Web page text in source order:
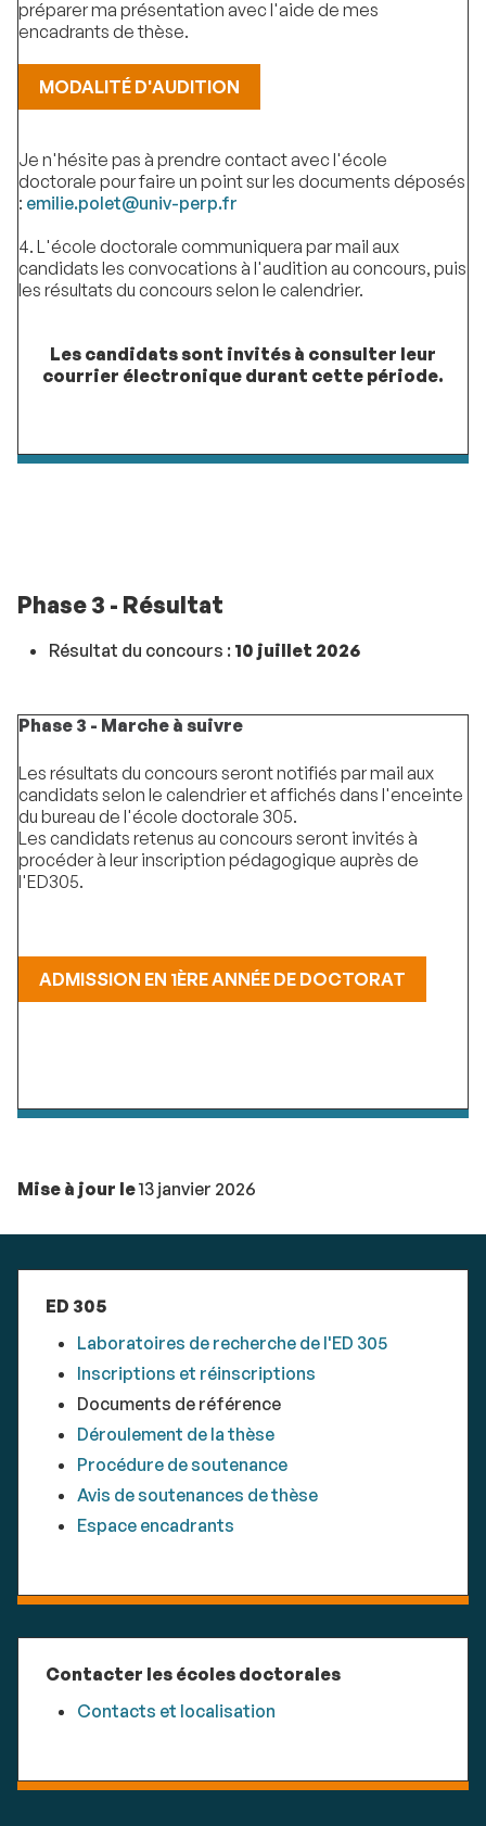
préparer ma présentation avec l'aide de mes
encadrants de thèse.
MODALITÉ D'AUDITION
Je n'hésite pas à prendre contact avec l'école
doctorale pour faire un point sur les documents déposés
: emilie.polet@univ-perp.fr
4. L'école doctorale communiquera par mail aux
candidats les convocations à l'audition au concours, puis
les résultats du concours selon le calendrier.
Les candidats sont invités à consulter leur
courrier électronique durant cette période.
Phase 3 - Résultat
Résultat du concours :10 juillet 2026
Phase 3 - Marche à suivre
Les résultats du concours seront notifiés par mail aux
candidats selon le calendrier et affichés dans l'enceinte
du bureau de l'école doctorale 305.
Les candidats retenus au concours seront invités à
procéder à leur inscription pédagogique auprès de
l'ED305.
ADMISSION EN 1ÈRE ANNÉE DE DOCTORAT
Mise à jour le13 janvier 2026
ED 305
Laboratoires de recherche de l'ED 305
Inscriptions et réinscriptions
Documents de référence
Déroulement de la thèse
Procédure de soutenance
Avis de soutenances de thèse
Espace encadrants
Contacter les écoles doctorales
Contacts et localisation